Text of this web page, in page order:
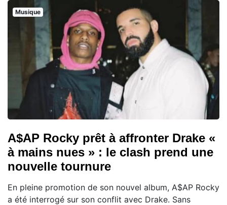
Musique
A$AP Rocky prêt à affronter Drake «
à mains nues » : le clash prend une
nouvelle tournure
En pleine promotion de son nouvel album, A$AP Rocky
a été interrogé sur son conflit avec Drake. Sans